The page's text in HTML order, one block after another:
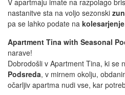
V apartmaju imate na razpolago
nastanitve sta na voljo sezonski
pa se lahko podate na kolesarjenje
Apartment Tina with Seasonal
narave!
Dobrodošli v Apartment Tina, ki se
Podsreda, v mirnem okolju,
očarljiv apartma nudi vse, kar